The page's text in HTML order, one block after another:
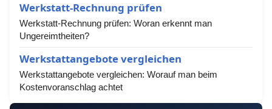
Werkstatt-Rechnung prüfen
Werkstatt-Rechnung prüfen: Woran erkennt man
Ungereimtheiten?
Werkstattangebote vergleichen
Werkstattangebote vergleichen: Worauf man beim
Kostenvoranschlag achtet